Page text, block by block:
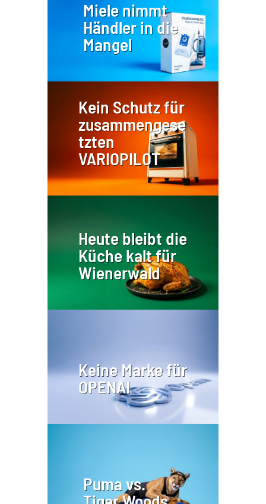
Miele nimmt
Händler in die
Mangel
Kein Schutz für
zusammengese
tzten
VARIOPILOT
Heute bleibt die
Küche kalt für
Wienerwald
Keine Marke für
OPENAI
Puma vs.